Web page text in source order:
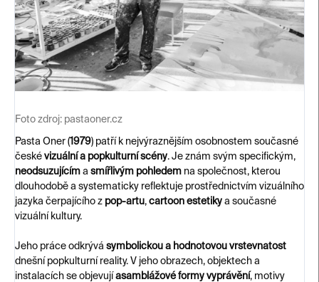
Foto zdroj: pastaoner.cz
Pasta Oner (1979) patří k nejvýraznějším osobnostem současné
české vizuální a popkulturní scény. Je znám svým specifickým,
neodsuzujícím a smířlivým pohledem na společnost, kterou
dlouhodobě a systematicky reflektuje prostřednictvím vizuálního
jazyka čerpajícího z pop-artu, cartoon estetiky a současné
vizuální kultury.
Jeho práce odkrývá symbolickou a hodnotovou vrstevnatost
dnešní popkulturní reality. V jeho obrazech, objektech a
instalacích se objevují asamblážové formy vyprávění, motivy